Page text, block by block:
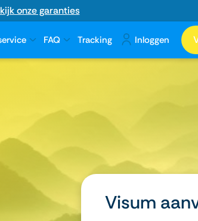
onze garanties
FAQ Tracking Inloggen
Visum